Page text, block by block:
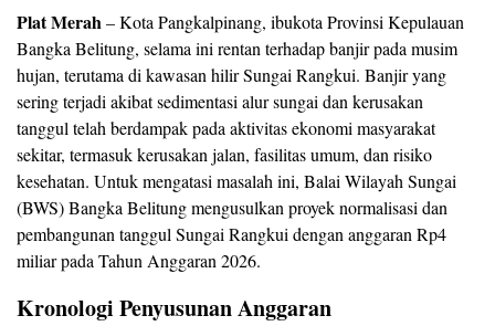
Plat Merah– Kota Pangkalpinang, ibukota Provinsi Kepulauan
Bangka Belitung, selama ini rentan terhadap banjir pada musim
hujan, terutama di kawasan hilir Sungai Rangkui. Banjir yang
sering terjadi akibat sedimentasi alur sungai dan kerusakan
tanggul telah berdampak pada aktivitas ekonomi masyarakat
sekitar, termasuk kerusakan jalan, fasilitas umum, dan risiko
kesehatan. Untuk mengatasi masalah ini, Balai Wilayah Sungai
(BWS) Bangka Belitung mengusulkan proyek normalisasi dan
pembangunan tanggul Sungai Rangkui dengan anggaran Rp4
miliar pada Tahun Anggaran 2026.
Kronologi Penyusunan Anggaran